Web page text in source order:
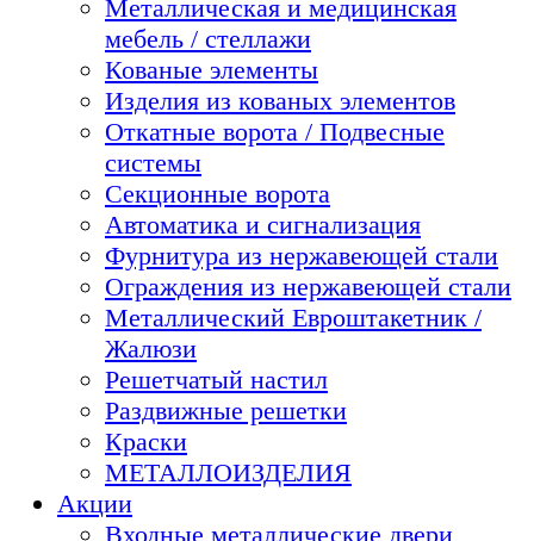
Металлическая и медицинская
мебель / стеллажи
Кованые элементы
Изделия из кованых элементов
Откатные ворота / Подвесные
системы
Секционные ворота
Автоматика и сигнализация
Фурнитура из нержавеющей стали
Ограждения из нержавеющей стали
Металлический Евроштакетник /
Жалюзи
Решетчатый настил
Раздвижные решетки
Краски
МЕТАЛЛОИЗДЕЛИЯ
Акции
Входные металлические двери